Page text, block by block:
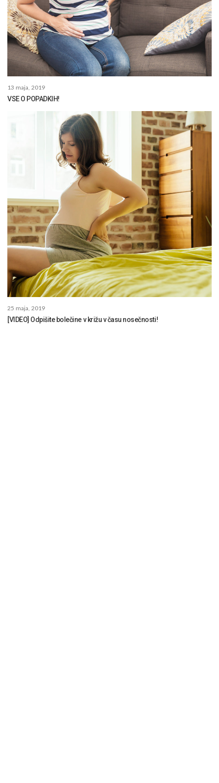
13 maja, 2019
VSE O POPADKIH!
25 maja, 2019
[VIDEO] Odpišite bolečine v križu v času nosečnosti!